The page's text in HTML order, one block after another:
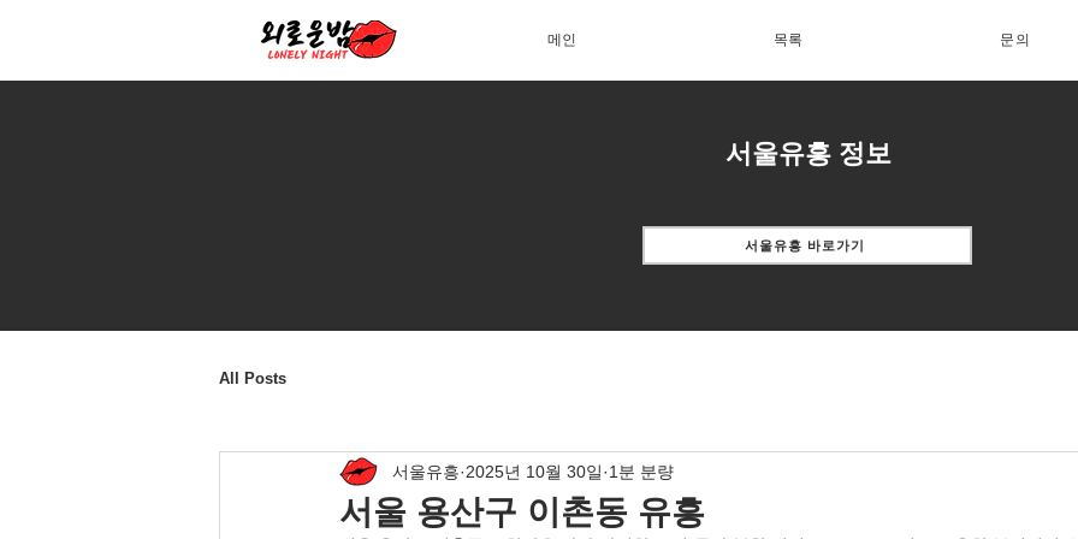
메인 목록 문의
서울유흥 정보
서울유흥 바로가기
All Posts
서울 용산구 이촌동 유흥
서울유흥 2025년 10월 30일 1분 분량